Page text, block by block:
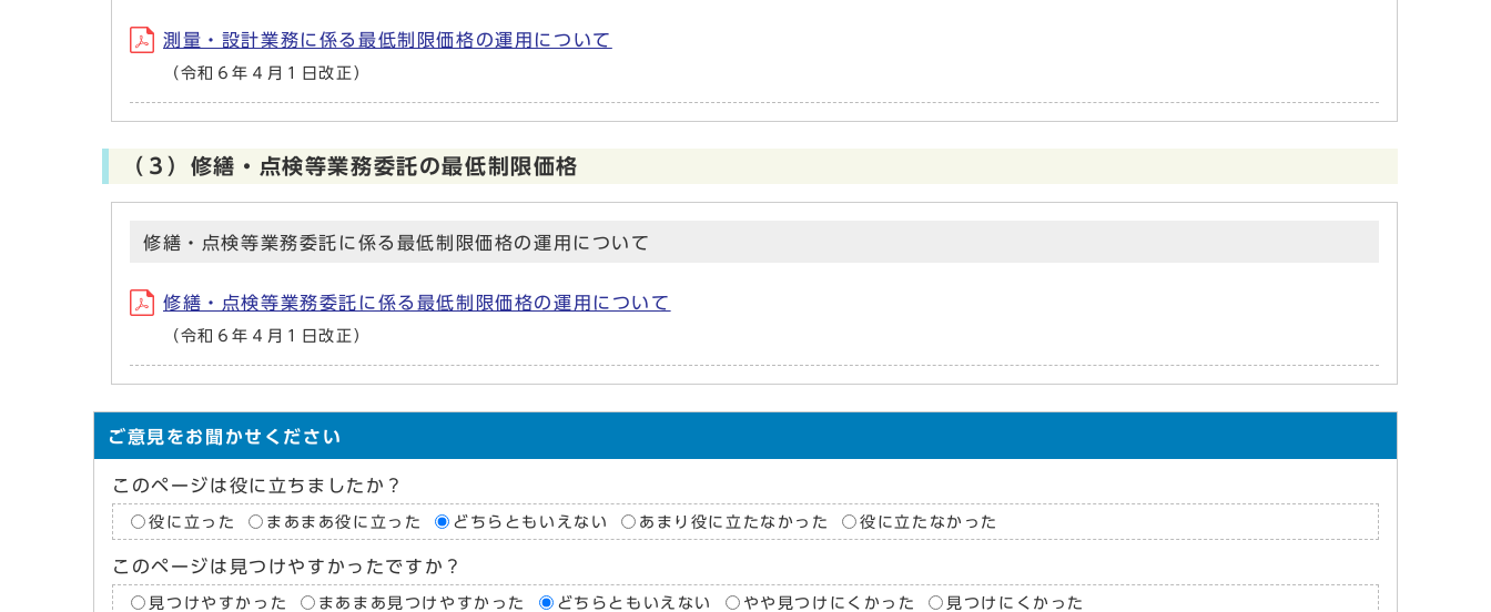
測量・設計業務に係る最低制限価格の運用について
（令和６年４月１日改正）
（３）修繕・点検等業務委託の最低制限価格
修繕・点検等業務委託に係る最低制限価格の運用について
修繕・点検等業務委託に係る最低制限価格の運用について
（令和６年４月１日改正）
ご意見をお聞かせください
このページは役に立ちましたか？
役に立った まあまあ役に立った どちらともいえない あまり役に立たなかった 役に立たなかった
このページは見つけやすかったですか？
見つけやすかった まあまあ見つけやすかった どちらともいえない やや見つけにくかった 見つけにくかった